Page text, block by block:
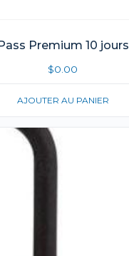
Premium 10 jours
$0.00
AJOUTER AU PANIER